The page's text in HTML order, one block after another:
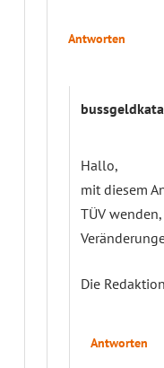
Antworten
Hallo,
mit diesem
TÜV
Die
Antworten